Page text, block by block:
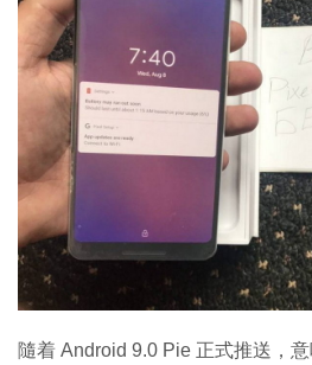
IT Times
生成式AI與雲端應用
Enterprise Digital Transformation
特集
隨着 Android 9.0 Pie 正式推送，